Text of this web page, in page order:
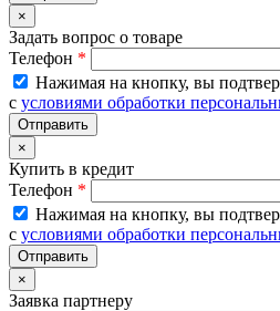
×
Задать вопрос о товаре
Телефон *
Нажимая на кнопку, вы
с условиями обработки
×
Купить в кредит
Телефон *
Нажимая на кнопку, вы
с условиями обработки
×
Заявка партнеру